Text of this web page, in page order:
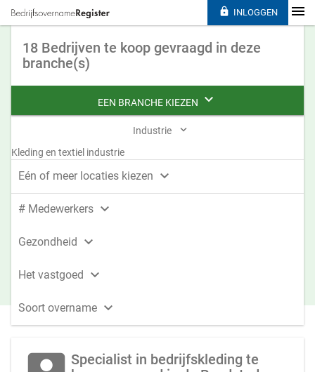
18 Bedrijven te koop gevraagd in deze
branche(s)
EEN BRANCHE KIEZEN 
Industrie 
Kleding en textiel industrie
Eén of meer locaties kiezen 
# Medewerkers 
Gezondheid 
Het vastgoed 
Soort overname 
Specialist in bedrijfskleding te
 INLOGGEN